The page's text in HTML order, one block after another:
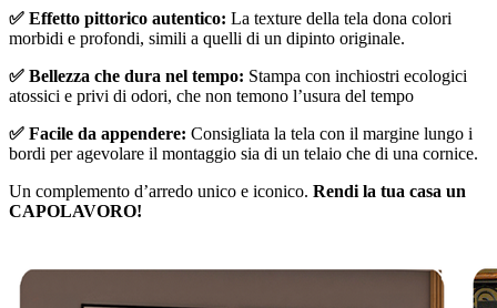
✅ Effetto pittorico autentico: La texture della tela dona colori
morbidi e profondi, simili a quelli di un dipinto originale.
✅ Bellezza che dura nel tempo: Stampa con inchiostri ecologici
atossici e privi di odori, che non temono l’usura del tempo
✅ Facile da appendere: Consigliata la tela con il margine lungo i
bordi per agevolare il montaggio sia di un telaio che di una cornice.
Un complemento d’arredo unico e iconico. Rendi la tua casa un
CAPOLAVORO!